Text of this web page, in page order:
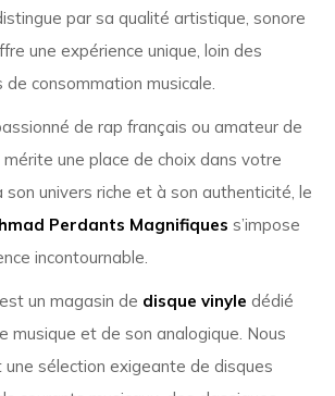
par sa qualité artistique, sonore
une expérience unique, loin des
consommation musicale.
de rap français ou amateur de
une place de choix dans votre
son univers riche et à son authenticité, le
Perdants Magnifiques s’impose
incontournable.
est un magasin de disque vinyle dédié
musique et de son analogique. Nous
sélection exigeante de disques